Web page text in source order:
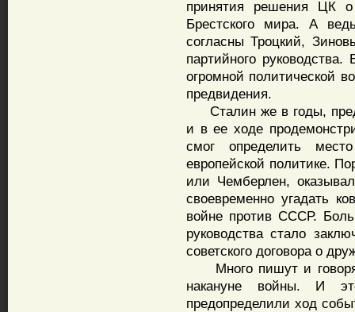
принятия решения ЦК о
Брестского мира. А
согласны Троцкий,
партийного
огромной политической
предвидения.
Сталин же в годы,
и в ее ходе
смог определить
европейской политике.
или Чемберлен,
своевременно угадать
войне против СССР.
руководства стало
советского договора о
Много пишут и говорят
накануне войны. И
предопределили ход